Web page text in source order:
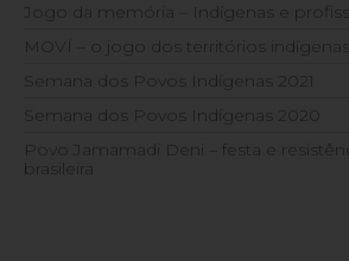
Jogo da memória – Indígenas e
MOVÍ – o jogo dos territórios indígenas
Semana dos Povos Indígenas 2021
Semana dos Povos Indígenas 2020
Povo Jamamadi Deni – festa e
brasileira